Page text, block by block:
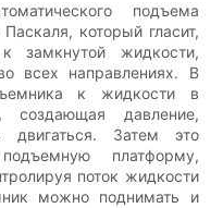
подъема
который гласит,
замкнутой жидкости,
всех направлениях. В
к жидкости в
создающая давление,
двигаться. Затем это
платформу,
поток жидкости
можно поднимать и